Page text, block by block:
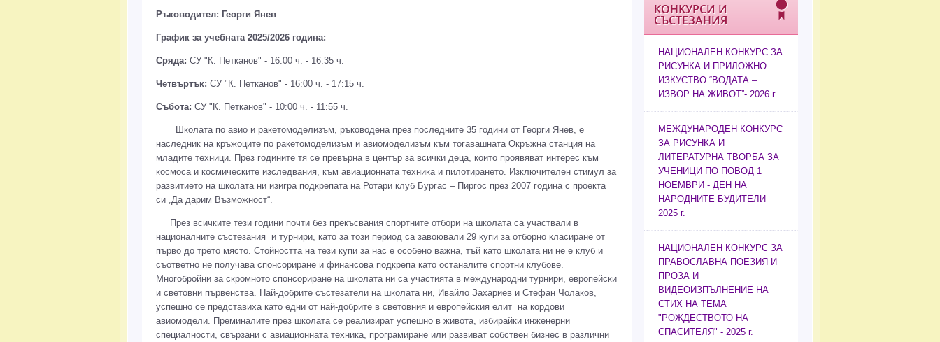
Ръководител: Георги Янев
График за учебната 2025/2026 година:
Сряда: СУ "К. Петканов" - 16:00 ч. - 16:35 ч.
Четвъртък: СУ "К. Петканов" - 16:00 ч. - 17:15 ч.
Събота: СУ "К. Петканов" - 10:00 ч. - 11:55 ч.
Школата по авио и ракетомоделизъм, ръководена през последните 35 години от Георги Янев, е
наследник на кръжоците по ракетомоделизъм и авиомоделизъм към тогавашната Окръжна станция на
младите техници. През годините тя се превърна в център за всички деца, които проявяват интерес към
космоса и космическите изследвания, към авиационната техника и пилотирането. Изключителен стимул за
развитието на школата ни изигра подкрепата на Ротари клуб Бургас – Пиргос през 2007 година с проекта
си „Да дарим Възможност“.
През всичките тези години почти без прекъсвания спортните отбори на школата са участвали в
националните състезания и турнири, като за този период са завоювали 29 купи за отборно класиране от
първо до трето място. Стойността на тези купи за нас е особено важна, тъй като школата ни не е клуб и
съответно не получава спонсориране и финансова подкрепа като останалите спортни клубове.
Многобройни за скромното спонсориране на школата ни са участията в международни турнири, европейски
и световни първенства. Най-добрите състезатели на школата ни, Ивайло Захариев и Стефан Чолаков,
успешно се представиха като едни от най-добрите в световния и европейския елит на кордови
авиомодели. Преминалите през школата се реализират успешно в живота, избирайки инженерни
специалности, свързани с авиационната техника, програмиране или развиват собствен бизнес в различни
КОНКУРСИ И
СЪСТЕЗАНИЯ
НАЦИОНАЛЕН КОНКУРС ЗА
РИСУНКА И ПРИЛОЖНО
ИЗКУСТВО “ВОДАТА –
ИЗВОР НА ЖИВОТ”- 2026 г.
МЕЖДУНАРОДЕН КОНКУРС
ЗА РИСУНКА И
ЛИТЕРАТУРНА ТВОРБА ЗА
УЧЕНИЦИ ПО ПОВОД 1
НОЕМВРИ - ДЕН НА
НАРОДНИТЕ БУДИТЕЛИ
2025 г.
НАЦИОНАЛЕН КОНКУРС ЗА
ПРАВОСЛАВНА ПОЕЗИЯ И
ПРОЗА И
ВИДЕОИЗПЪЛНЕНИЕ НА
СТИХ НА ТЕМА
"РОЖДЕСТВОТО НА
СПАСИТЕЛЯ" - 2025 г.